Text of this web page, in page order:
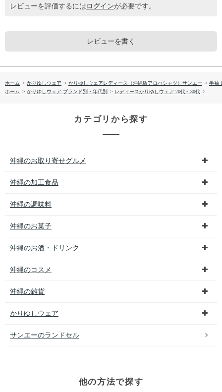
レビューを評価するには ログインが必要です。
レビューを書く
ホーム > かりゆしウェア > かりゆしウェアレディース（沖縄版アロハシャツ）サンエー > 半袖
ホーム > かりゆしウェア ブランド別・年代別 > レディースかりゆしウェア 20代～30代
カテゴリから探す
沖縄のお取り寄せグルメ
沖縄の加工食品
沖縄の調味料
沖縄のお菓子
沖縄のお酒・ドリンク
沖縄のコスメ
沖縄の雑貨
かりゆしウェア
サンエーのランドセル
他の方法で探す